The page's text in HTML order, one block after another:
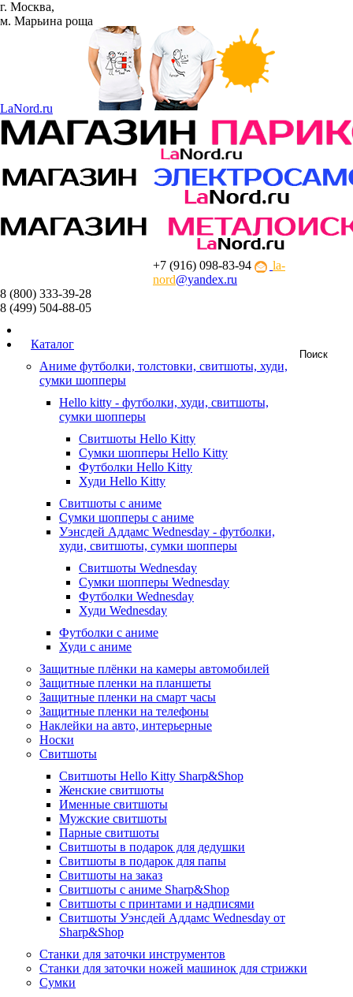
г. Москва,
м. Марьина роща
LaNord.ru
+7 (916) 098-83-94
la-
nord@yandex.ru
8 (800) 333-39-28
8 (499) 504-88-05
Каталог
Аниме футболки, толстовки, свитшоты, худи,
сумки шопперы
Hello kitty - футболки, худи, свитшоты,
сумки шопперы
Свитшоты Hello Kitty
Сумки шопперы Hello Kitty
Футболки Hello Kitty
Худи Hello Kitty
Свитшоты с аниме
Сумки шопперы с аниме
Уэнсдей Аддамс Wednesday - футболки,
худи, свитшоты, сумки шопперы
Свитшоты Wednesday
Сумки шопперы Wednesday
Футболки Wednesday
Худи Wednesday
Футболки с аниме
Худи с аниме
Защитные плёнки на камеры автомобилей
Защитные пленки на планшеты
Защитные пленки на смарт часы
Защитные пленки на телефоны
Наклейки на авто, интерьерные
Носки
Свитшоты
Cвитшоты Hello Kitty Sharp&Shop
Женские свитшоты
Именные свитшоты
Мужские свитшоты
Парные свитшоты
Свитшоты в подарок для дедушки
Свитшоты в подарок для папы
Свитшоты на заказ
Свитшоты с аниме Sharp&Shop
Свитшоты с принтами и надписями
Свитшоты Уэнсдей Аддамс Wednesday от
Sharp&Shop
Станки для заточки инструментов
Станки для заточки ножей машинок для стрижки
Сумки